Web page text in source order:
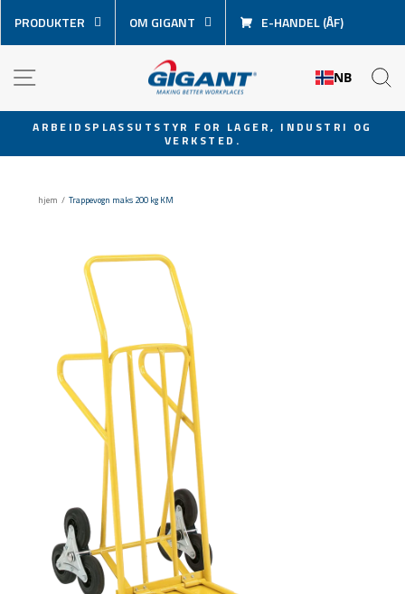
over
innhold
PRODUKTER OM GIGANT E-HANDEL (ÅF)
NB
Sett
ARBEIDSPLASSUTSTYR FOR LAGER, INDUSTRI OG
VERKSTED.
hjem / Trappevogn maks 200 kg KM